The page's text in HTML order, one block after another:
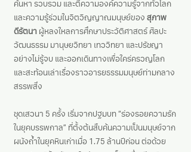
ค้นหา รวบรวม และตีความองค์ความรู้จากทั่วโลก
และความรู้ร่วมในจิตวิญญาณมนุษย์ของ สุภาพ
ดีรัตนา ผู้หลงใหลการศึกษาประวัติศาสตร์ ศิลปะ
วัฒนธรรม มานุษยวิทยา เทววิทยา และปรัชญา
อย่างไม่รู้จบ และออกเดินทางเพื่อใคร่ครวญโลก
และสะท้อนเล่าเรื่องราวอารยธรรมมนุษย์ท่ามกลาง
สรรพสิ่ง
ชุดเสวนา 5 ครั้ง เริ่มจากปฐมบท “ร่องรอยความรัก
ในยุคบรรพกาล” ที่ตั้งต้นสืบค้นความเป็นมนุษย์จาก
ผนังถ้ำในยุคหินเก่าเมื่อ 1.75 ล้านปีก่อน ต่อด้วย